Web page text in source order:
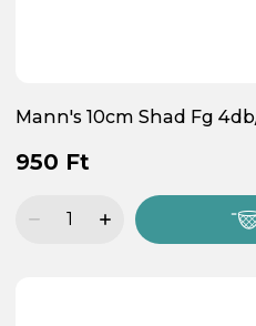
Mann's 10cm Shad Fg
950 Ft